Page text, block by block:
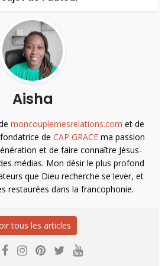
Aisha
moncouplemesrelations.com et de
de CAP GRACE ma passion
et de faire connaître Jésus-
médias. Mon désir le plus profond
que Dieu recherche se lever, et
restaurées dans la francophonie.
tous les articles